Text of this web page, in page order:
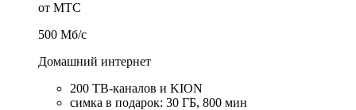
от МТС
500 Мб/c
Домашний интернет
200 ТВ-каналов и KION
симка в подарок: 30 ГБ, 800 мин